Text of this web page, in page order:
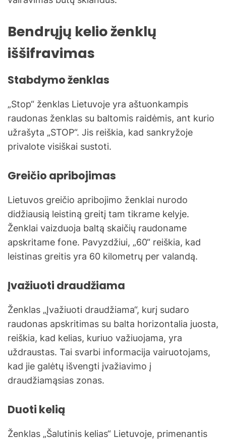
Bendrųjų kelio ženklų
iššifravimas
Stabdymo ženklas
„Stop“ ženklas Lietuvoje yra aštuonkampis
raudonas ženklas su baltomis raidėmis, ant kurio
užrašyta „STOP“. Jis reiškia, kad sankryžoje
privalote visiškai sustoti.
Greičio apribojimas
Lietuvos greičio apribojimo ženklai nurodo
didžiausią leistiną greitį tam tikrame kelyje.
Ženklai vaizduoja baltą skaičių raudoname
apskritame fone. Pavyzdžiui, „60“ reiškia, kad
leistinas greitis yra 60 kilometrų per valandą.
Įvažiuoti draudžiama
Ženklas „Įvažiuoti draudžiama“, kurį sudaro
raudonas apskritimas su balta horizontalia juosta,
reiškia, kad kelias, kuriuo važiuojama, yra
uždraustas. Tai svarbi informacija vairuotojams,
kad jie galėtų išvengti įvažiavimo į
draudžiamąsias zonas.
Duoti kelią
Ženklas „Šalutinis kelias“ Lietuvoje, primenantis